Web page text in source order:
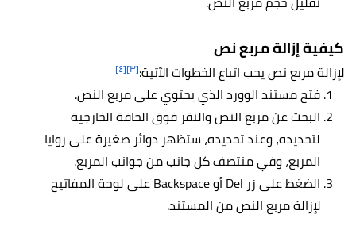
كيفية إزالة مربع نص
لإزالة مربع نص يجب اتباع الخطوات الآتية:[٣] [٤]
فتح مستند الوورد الذي يحتوي على مربع النص.
البحث عن مربع النص والنقر فوق الحافة الخارجية
لتحديده، وعند تحديده، ستظهر دوائر صغيرة على زوايا
المربع، وفي منتصف كل جانب من جوانب المربع.
الضغط على زر Del أو Backspace على لوحة المفاتيح
لإزالة مربع النص من المستند.